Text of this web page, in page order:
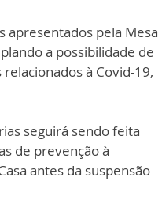
apresentados pela Mesa
a possibilidade de
à Covid-19,
seguirá sendo feita
de prevenção à
antes da suspensão